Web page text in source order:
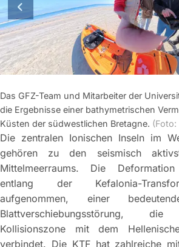
Das GFZ-Team und Mitarbeiter der
die Ergebnisse einer bathymetrischen
Küsten der südwestlichen Bretagne. (Foto:
Die zentralen Ionischen Inseln im
gehören zu den seismisch
Mittelmeerraums. Die
entlang der Kefalonia-
aufgenommen, einer
Blattverschiebungsstörung,
Kollisionszone mit dem
verbindet. Die KTF hat zahlreiche